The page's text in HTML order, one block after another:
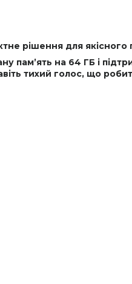
рішення для якісного
на 64 ГБ і
тихий голос, що